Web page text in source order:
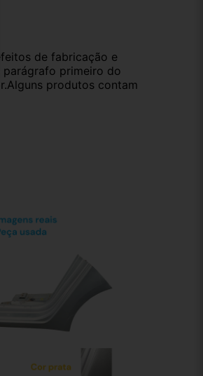
de fabricação e
primeiro do
produtos contam